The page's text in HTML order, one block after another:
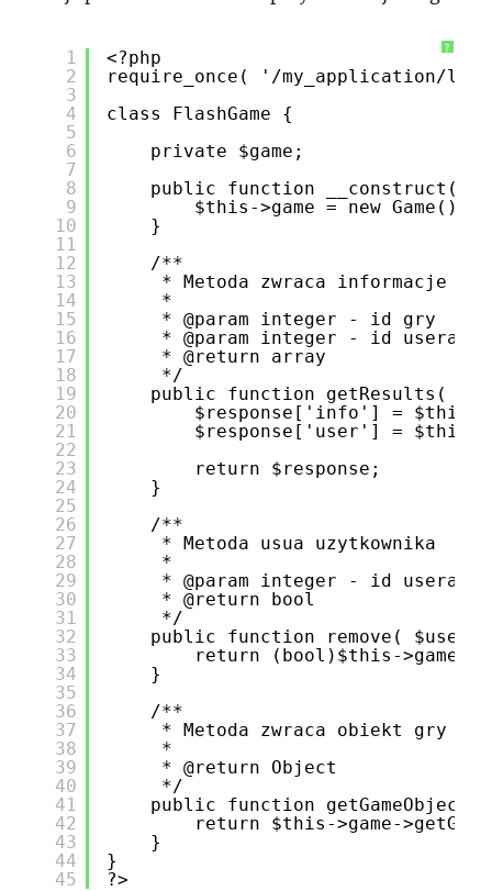
?
1
2
3
4
5
6
7
8
9
10
11
12
13
14
15
16
17
18
19
20
21
22
23
24
25
26
27
28
29
30
31
32
33
34
35
36
37
38
39
40
41
42
43
44
45
<?php
require_once( '/my_application/
class FlashGame {
private $game;
public function __construct() {
$this->game = new Game();
}
/**
* Metoda zwraca informacje o
*
* @param integer - id gry
* @param integer - id usera
* @return array
*/
public function getResults(
$response['info'] = $this-
$response['user'] = $this-
return $response;
}
/**
* Metoda usua uzytkownika
*
* @param integer - id usera
* @return bool
*/
public function remove(
return (bool)$this->game-
}
/**
* Metoda zwraca obiekt gry
*
* @return Object
*/
public function
return $this->game-
}
}
?>